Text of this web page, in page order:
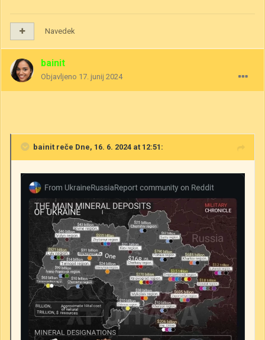
Navedek
bainit
Objavljeno 17. junij 2024
bainit reče Dne, 16. 6. 2024 at 12:51: